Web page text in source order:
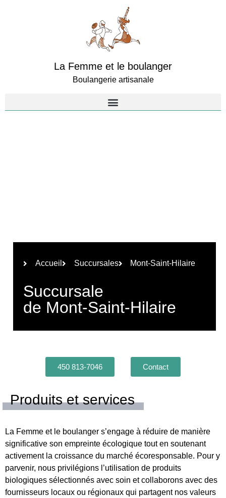
La Femme et le boulanger
Boulangerie artisanale
Accueil Succursales Mont-Saint-Hilaire
Succursale
de Mont-Saint-Hilaire
450 813-7046 Contact
Produits et services
La Femme et le boulanger s’engage à réduire de manière
significative son empreinte écologique tout en soutenant
activement la croissance du marché écoresponsable. Pour y
parvenir, nous privilégions l’utilisation de produits
biologiques sélectionnés avec soin et collaborons avec des
fournisseurs locaux ou régionaux qui partagent nos valeurs